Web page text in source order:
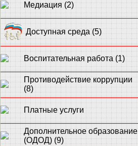
Медиация (2)
Доступная среда (5)
Воспитательная работа (1)
Противодействие коррупции
(8)
Платные услуги
Дополнительное образование
(ОДОД) (9)